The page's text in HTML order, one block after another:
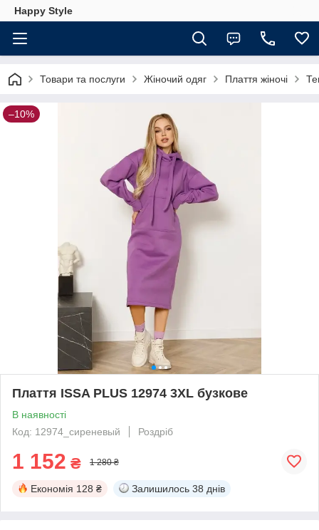
Happy Style
Товари та послуги Жіночий одяг Плаття жіночі
–10%
Плаття ISSA PLUS 12974 3XL бузкове
В наявності
Код: 12974_сиреневый
Роздріб
1 152 ₴ 1 280 ₴
Економія 128 ₴ Залишилось 38 днів